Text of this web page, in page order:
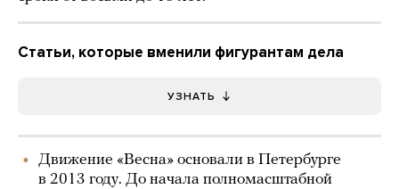
Статьи, которые вменили фигурантам дела
УЗНАТЬ
Движение «Весна» основали в Петербурге
в 2013 году. До начала полномасштабной